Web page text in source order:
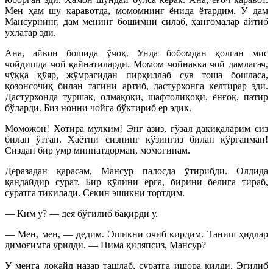
Мен ҳам шу каравотда, момомнинг ёнида ётардим. У дам
Мансурнинг, дам менинг бошимни силаб, ҳангомалар айтиб
ухлатар эди.
Ана, айвон бошида ўчоқ. Унда бобомдан қолган мис
чойдишда чой қайнатиларди. Момом чойнакка чой дамлагач,
чўққа қўяр, жўмрагидан пирқиллаб сув тоша бошласа,
қозонсочиқ билан тагини артиб, дастурхонга келтирар эди.
Дастурхонда туршак, олмақоқи, шафтолиқоқи, ёнғоқ, патир
бўларди. Биз нонни чойга бўктириб ер эдик.
Моможон! Хотира мулким! Энг азиз, гўзал дақиқаларим сиз
билан ўтган. Ҳаётни сизнинг кўзингиз билан кўрганман!
Сиздан бир умр миннатдорман, момогинам.
Деразадан қарасам, Мансур палосда ўтирибди. Олдида
қандайдир сурат. Бир қўлини ерга, бирини белига тираб,
суратга тикилади. Секин эшикни тортдим.
— Ким у? — дея бўғилиб бақирди у.
— Мен, мен, — дедим. Эшикни очиб кирдим. Таниш ҳидлар
димоғимга урилди. — Нима қиляпсиз, Мансур?
У менга лоқайд назар ташлаб, суратга ишора қилди. Эгилиб